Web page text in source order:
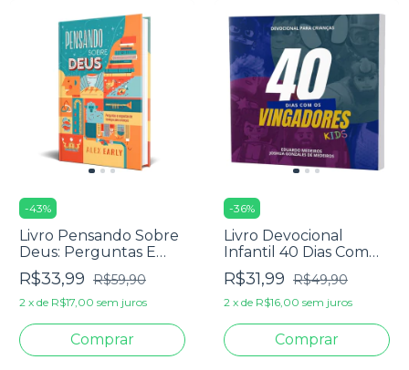
-43%
Livro Pensando Sobre
Deus: Perguntas E
Respostas De Teologia
Para Crianças - Alex
Early
R$33,99 R$59,90
2 x de R$17,00 sem juros
-36%
Livro Devocional
Infantil 40 Dias Com
Os Vingadores Kids -
Eduardo Medeiros &
Joshua Gonzales
R$31,99 R$49,90
2 x de R$16,00 sem juros